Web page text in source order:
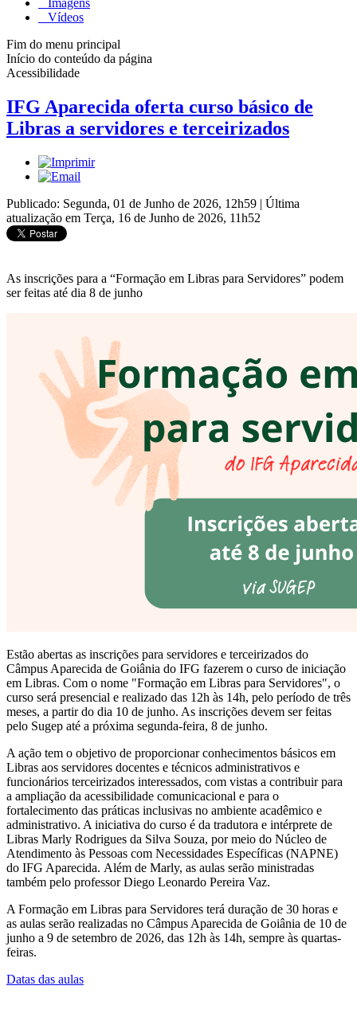
Vídeos
Fim do menu principal
Início do conteúdo da página
Acessibilidade
IFG Aparecida oferta curso básico de
Libras a servidores e terceirizados
Publicado: Segunda, 01 de Junho de 2026, 12h59 | Última
atualização em Terça, 16 de Junho de 2026, 11h52
As inscrições para a “Formação em Libras para Servidores” podem
ser feitas até dia 8 de junho
Estão abertas as inscrições para servidores e terceirizados do
Câmpus Aparecida de Goiânia do IFG fazerem o curso de iniciação
em Libras. Com o nome "Formação em Libras para Servidores", o
curso será presencial e realizado das 12h às 14h, pelo período de três
meses, a partir do dia 10 de junho. As inscrições devem ser feitas
pelo Sugep até a próxima segunda-feira, 8 de junho.
A ação tem o objetivo de proporcionar conhecimentos básicos em
Libras aos servidores docentes e técnicos administrativos e
funcionários terceirizados interessados, com vistas a contribuir para
a ampliação da acessibilidade comunicacional e para o
fortalecimento das práticas inclusivas no ambiente acadêmico e
administrativo. A iniciativa do curso é da tradutora e intérprete de
Libras Marly Rodrigues da Silva Souza, por meio do Núcleo de
Atendimento às Pessoas com Necessidades Específicas (NAPNE)
do IFG Aparecida. Além de Marly, as aulas serão ministradas
também pelo professor Diego Leonardo Pereira Vaz.
A Formação em Libras para Servidores terá duração de 30 horas e
as aulas serão realizadas no Câmpus Aparecida de Goiânia de 10 de
junho a 9 de setembro de 2026, das 12h às 14h, sempre às quartas-
feiras.
Datas das aulas